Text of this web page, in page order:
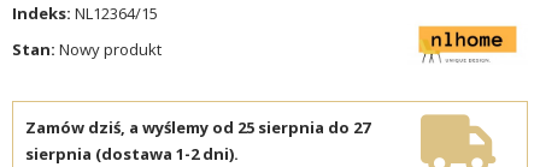
Indeks: NL12364/15
Stan: Nowy produkt
Zamów dziś, a wyślemy od 25 sierpnia do 27
sierpnia (dostawa 1-2 dni).